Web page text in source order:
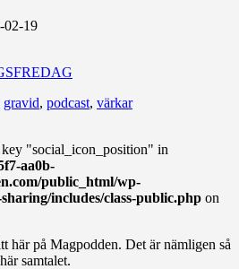
02-19
gravid, podcast, värkar
"social_icon_position" in
aa0b-
public_html/wp-
includes/class-public.php on
här på Magpodden. Det är nämligen så
samtalet.